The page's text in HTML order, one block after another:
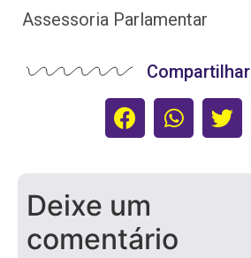
Assessoria Parlamentar
Compartilhar
Deixe um
comentário